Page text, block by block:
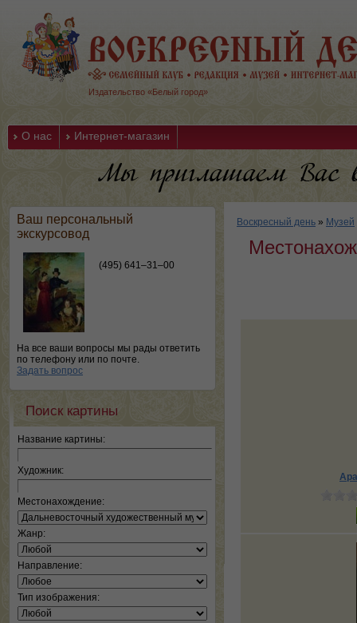
Издательство «Белый город»
О нас Интернет-магазин
Ваш персональный
экскурсовод
(495) 641–31–00
На все ваши вопросы мы рады ответить
по телефону или по почте.
Задать вопрос
Поиск картины
Название картины:
Художник:
Местонахождение:
Жанр:
Направление:
Тип изображения:
Воскресный день » Музей